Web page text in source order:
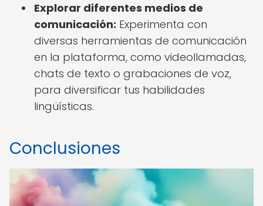
Explorar diferentes medios de
comunicación: Experimenta con
diversas herramientas de comunicación
en la plataforma, como videollamadas,
chats de texto o grabaciones de voz,
para diversificar tus habilidades
lingüísticas.
Conclusiones